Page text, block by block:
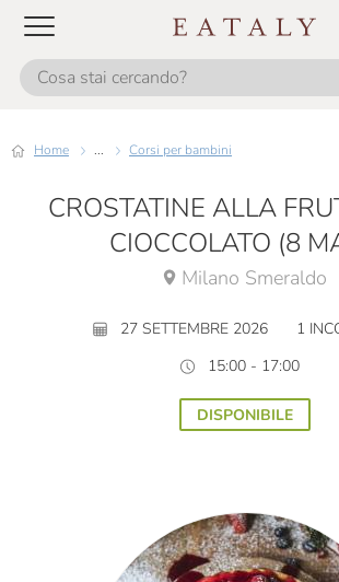
Home ... Corsi per bambini
CROSTATINE ALLA
CIOCCOLATO (8
Milano Smeraldo
27 SETTEMBRE 2026
1
15:00 - 17:00
DISPONIBILE